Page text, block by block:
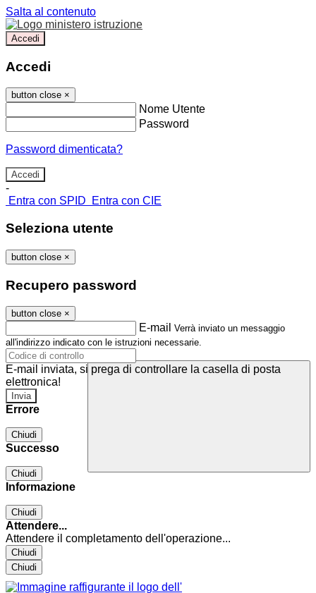
Salta al contenuto
Accedi
Accedi
button close ×
Nome Utente
Password
Password dimenticata?
-
Entra con SPID
Entra con CIE
Seleziona utente
button close ×
Recupero password
button close ×
E-mail Verrà inviato un messaggio
all'indirizzo indicato con le istruzioni necessarie.
E-mail inviata, si prega di controllare la casella di posta
elettronica!
Errore
Chiudi
Successo
Chiudi
Informazione
Chiudi
Attendere...
Attendere il completamento dell'operazione...
Chiudi
Chiudi